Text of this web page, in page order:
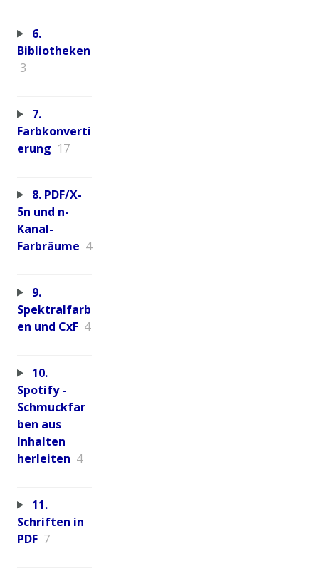
6.
Bibliotheken
3
7.
Farbkonverti
erung 17
8. PDF/X-
5n und n-
Kanal-
Farbräume 4
9.
Spektralfarb
en und CxF 4
10.
Spotify -
Schmuckfar
ben aus
Inhalten
herleiten 4
11.
Schriften in
PDF 7